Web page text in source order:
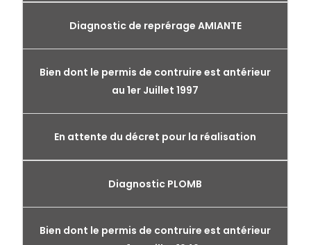
Diagnostic de reprérage AMIANTE
Bien dont le permis de contruire est antérieur
au 1er Juillet 1997
En attente du décret pour la réalisation
Diagnostic PLOMB
Bien dont le permis de contruire est antérieur